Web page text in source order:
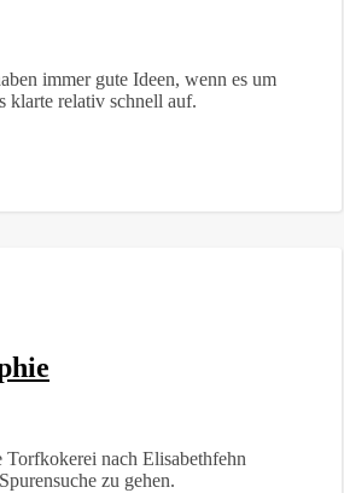
immer gute Ideen, wenn es um
klarte relativ schnell auf.
Torfkokerei nach Elisabethfehn
zu gehen.